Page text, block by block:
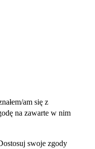
am się z
na zawarte w nim
swoje zgody